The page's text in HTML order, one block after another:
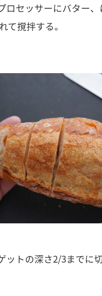
ロセッサーにバター
て撹拌する。
ットの深さ2/3までに